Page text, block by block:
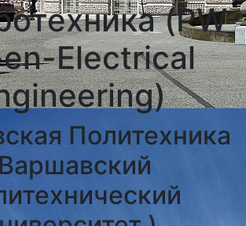
(PW-
Electrical
Политехника